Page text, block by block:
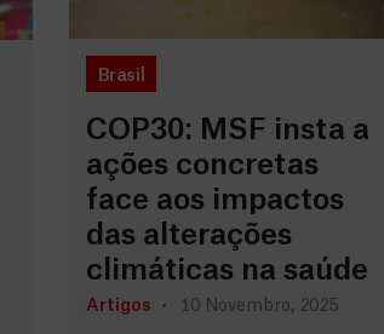
Brasil
COP30: MSF insta a
ações concretas
face aos impactos
das alterações
climáticas na saúde
Artigos 10 Novembro, 2025